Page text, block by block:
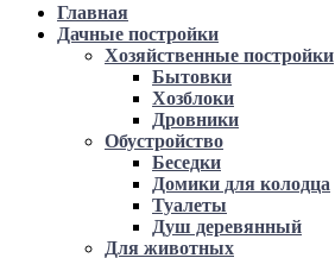
Главная
Дачные постройки
Хозяйственные постройки
Бытовки
Хозблоки
Дровники
Обустройство
Беседки
Домики для колодца
Туалеты
Душ деревянный
Для животных